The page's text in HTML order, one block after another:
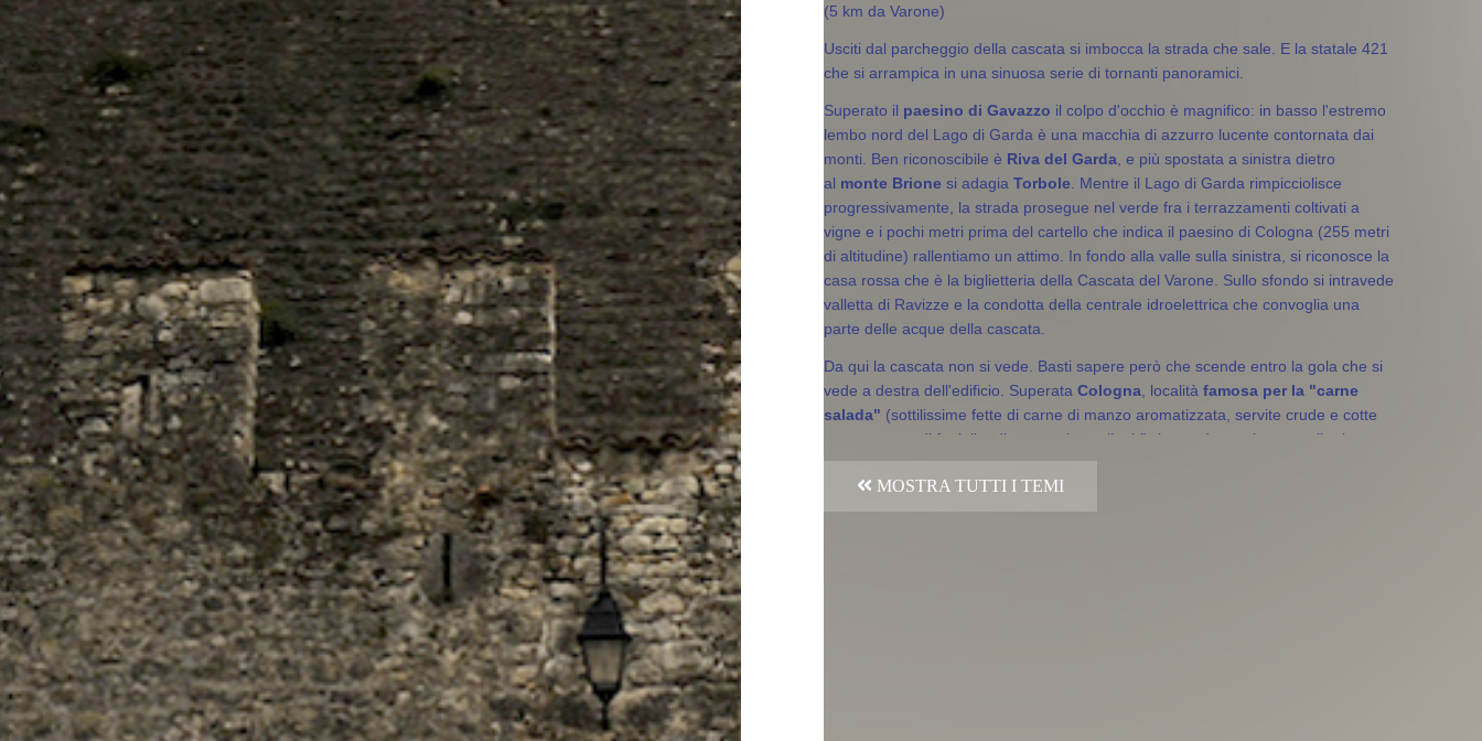
(5 km da Varone)
Usciti dal parcheggio della cascata si imbocca la strada che sale. E la statale 421
che si arrampica in una sinuosa serie di tornanti panoramici.
Superato il paesino di Gavazzo il colpo d'occhio è magnifico: in basso l'estremo
lembo nord del Lago di Garda è una macchia di azzurro lucente contornata dai
monti. Ben riconoscibile è Riva del Garda , e più spostata a sinistra dietro
al monte Brione si adagia Torbole . Mentre il Lago di Garda rimpicciolisce
progressivamente, la strada prosegue nel verde fra i terrazzamenti coltivati a
vigne e i pochi metri prima del cartello che indica il paesino di Cologna (255 metri
di altitudine) rallentiamo un attimo. In fondo alla valle sulla sinistra, si riconosce la
casa rossa che è la biglietteria della Cascata del Varone. Sullo sfondo si intravede
valletta di Ravizze e la condotta della centrale idroelettrica che convoglia una
parte delle acque della cascata.
Da qui la cascata non si vede. Basti sapere però che scende entro la gola che si
vede a destra dell'edificio. Superata Cologna , località famosa per la "carne
salada" (sottilissime fette di carne di manzo aromatizzata, servite crude e cotte
con contorno di fagioli o di sottaceti casalinghi), la strada continua a salire in
mezzo agliulivi, levitie glioleandri, tipiche piante mediterranee che qui in
Trentino crescono soltanto sulle rive del Lago di Garda.
MOSTRA TUTTI I TEMI